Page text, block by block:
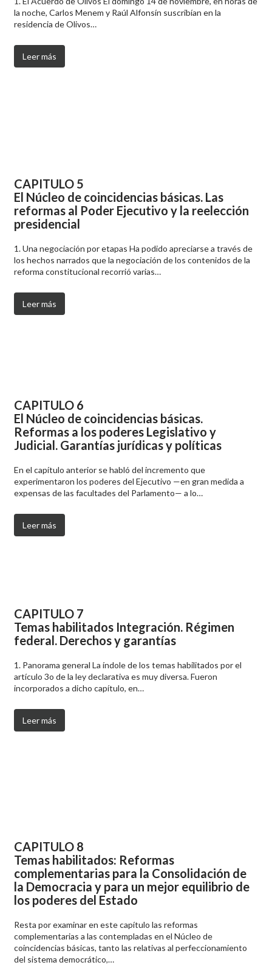
la noche, Carlos Menem y Raúl Alfonsín suscribían en la
residencia de Olivos…
Leer más
CAPITULO 5
El Núcleo de coincidencias básicas. Las
reformas al Poder Ejecutivo y la reelección
presidencial
1. Una negociación por etapas Ha podido apreciarse a través de
los hechos narrados que la negociación de los contenidos de la
reforma constitucional recorrió varias…
Leer más
CAPITULO 6
El Núcleo de coincidencias básicas.
Reformas a los poderes Legislativo y
Judicial. Garantías jurídicas y políticas
En el capítulo anterior se habló del incremento que
experimentaron los poderes del Ejecutivo —en gran medida a
expensas de las facultades del Parlamento— a lo…
Leer más
CAPITULO 7
Temas habilitados Integración. Régimen
federal. Derechos y garantías
1. Panorama general La índole de los temas habilitados por el
artículo 3o de la ley declarativa es muy diversa. Fueron
incorporados a dicho capítulo, en…
Leer más
CAPITULO 8
Temas habilitados: Reformas
complementarias para la Consolidación de
la Democracia y para un mejor equilibrio de
los poderes del Estado
Resta por examinar en este capítulo las reformas
complementarias a las contempladas en el Núcleo de
coincidencias básicas, tanto las relativas al perfeccionamiento
del sistema democrático,…